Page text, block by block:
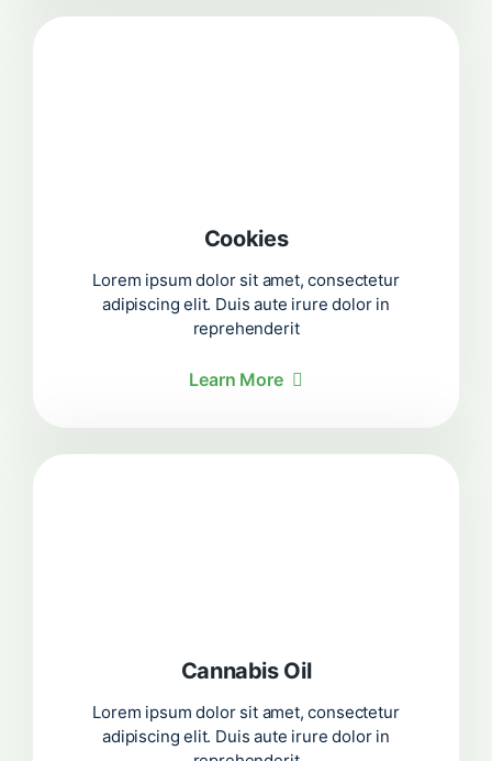
Cookies
Lorem ipsum dolor sit amet, consectetur
adipiscing elit. Duis aute irure dolor in
reprehenderit
Learn More
Cannabis Oil
Lorem ipsum dolor sit amet, consectetur
adipiscing elit. Duis aute irure dolor in